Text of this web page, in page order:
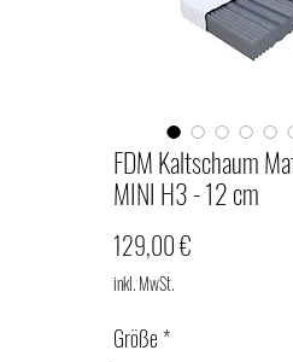
FDM Kaltschaum
MINI H3 - 12 cm
129,00 €
inkl. MwSt.
Größe*